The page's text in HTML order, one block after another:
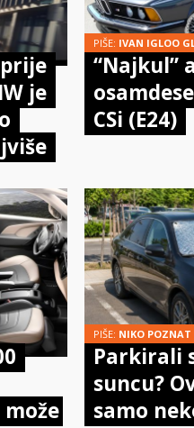
je
PIŠE: IVAN IGLOO
“Najkul”
CSi (E24)
PIŠE: NIKO POZNAT
Parkirali
suncu?
samo